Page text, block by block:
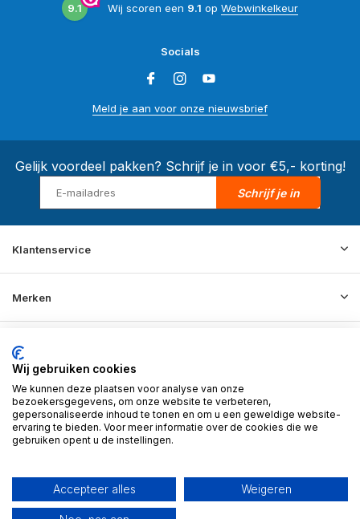
9.1 Wij scoren een 9.1 op Webwinkelkeur
Socials
Meld je aan voor onze nieuwsbrief
Gelijk voordeel pakken? Schrijf je in voor €5,- korting!
Schrijf je in
Klantenservice
Merken
Informatie
Contact
© 2026 BD Store - Theme By
Wij gebruiken cookies
We kunnen deze plaatsen voor analyse van onze
bezoekersgegevens, om onze website te verbeteren,
gepersonaliseerde inhoud te tonen en om u een geweldige website-
ervaring te bieden. Voor meer informatie over de cookies die we
gebruiken opent u de instellingen.
Accepteer alles Weigeren